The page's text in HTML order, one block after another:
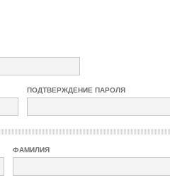
ПОДТВЕРЖДЕНИЕ ПАРОЛЯ
ФАМИЛИЯ